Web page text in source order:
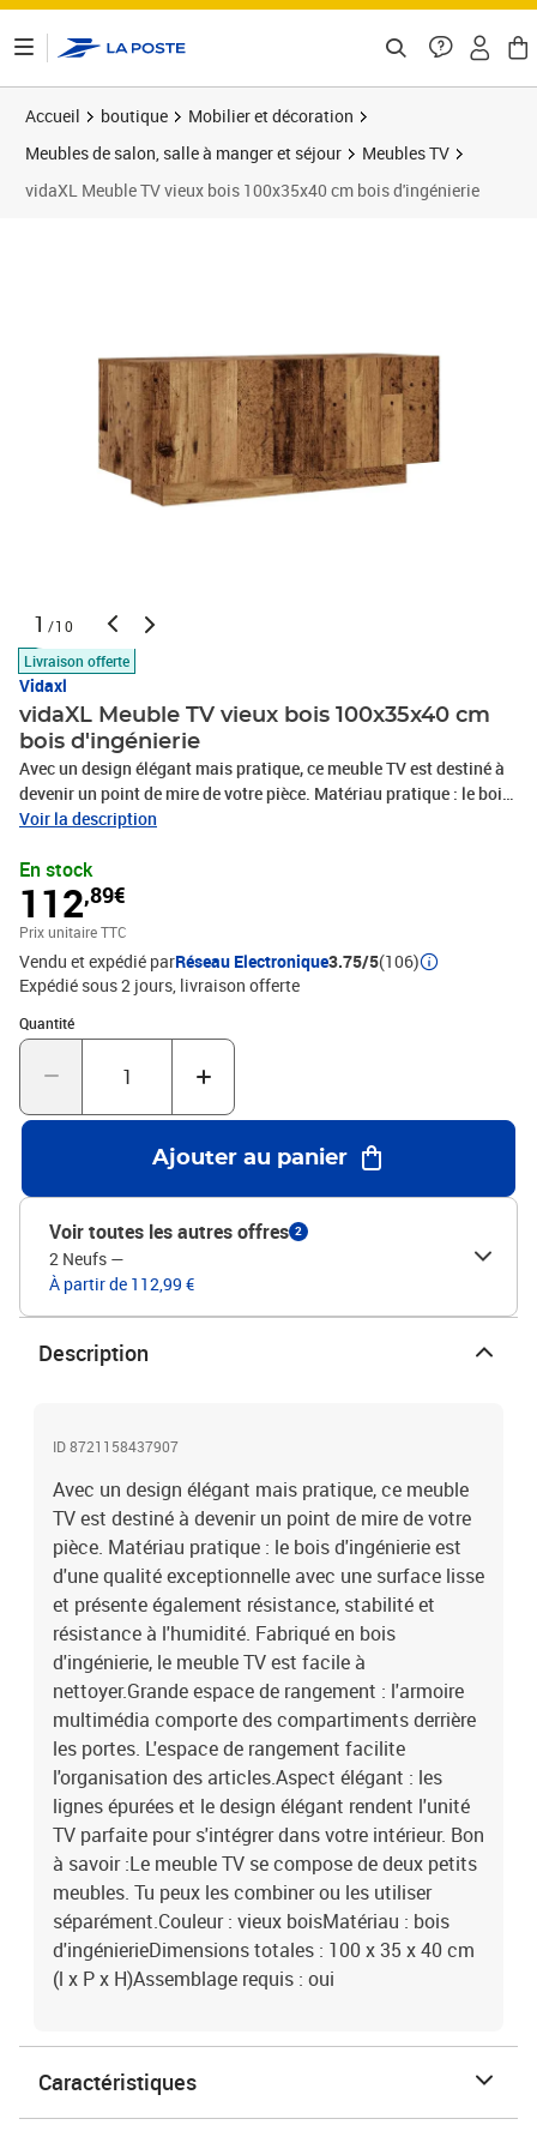
Accueil boutique
Mobilier et décoration
Meubles de salon, salle à manger et séjour
Meubles TV
vidaXL Meuble TV vieux bois 100x35x40 cm bois d'ingénierie
1 /10
Livraison offerte
Vidaxl
vidaXL Meuble TV vieux bois 100x35x40 cm
bois d'ingénierie
Avec un design élégant mais pratique, ce meuble TV est destiné à
devenir un point de mire de votre pièce. Matériau pratique : le bois
d'ingénierie est d'une qualité exceptionnelle avec une surface lisse
l'humidité. Fabriqué en bois d'ingénierie, le meuble TV est facile à
nettoyer.Grande espace de rangement : l'armoire multimédia
comporte des compartiments derrière les portes. L'espace de
rangement facilite l'organisation des articles.Aspect élégant : les
lignes épurées et le design élégant rendent l'unité TV parfaite pour
s'intégrer dans votre intérieur. Bon à savoir :Le meuble TV se
compose de deux petits meubles. Tu peux les combiner ou les
utiliser séparément.Couleur : vieux boisMatériau : bois
d'ingénierieDimensions totales : 100 x 35 x 40 cm (l x P x
Voir la description
En stock
112,89€
Prix unitaire TTC
Vendu et expédié parRéseau Electronique3.75/5(106)
Expédié sous 2 jours livraison offerte
Quantité
Quantité : 1
Ajouter au panier
Voir toutes les autres offres 2
2 Neufs —
À partir de 112,99 €
Description
ID 8721158437907
Avec un design élégant mais pratique, ce meuble
TV est destiné à devenir un point de mire de votre
pièce. Matériau pratique : le bois d'ingénierie est
d'une qualité exceptionnelle avec une surface lisse
et présente également résistance, stabilité et
résistance à l'humidité. Fabriqué en bois
d'ingénierie, le meuble TV est facile à
nettoyer.Grande espace de rangement : l'armoire
multimédia comporte des compartiments derrière
les portes. L'espace de rangement facilite
l'organisation des articles.Aspect élégant : les
lignes épurées et le design élégant rendent l'unité
TV parfaite pour s'intégrer dans votre intérieur. Bon
à savoir :Le meuble TV se compose de deux petits
meubles. Tu peux les combiner ou les utiliser
séparément.Couleur : vieux boisMatériau : bois
d'ingénierieDimensions totales : 100 x 35 x 40 cm
(l x P x H)Assemblage requis : oui
Caractéristiques